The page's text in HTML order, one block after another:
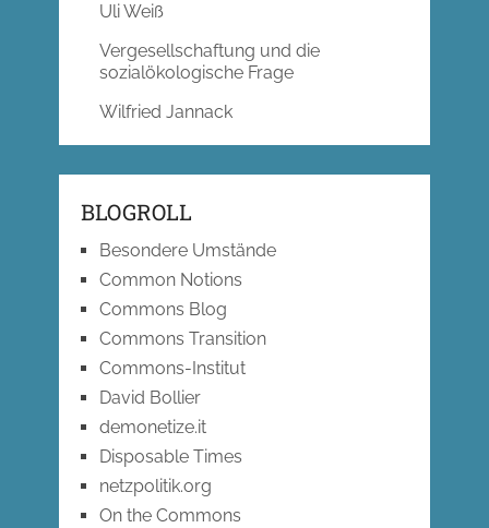
Uli Weiß
Vergesellschaftung und die
sozialökologische Frage
Wilfried Jannack
BLOGROLL
Besondere Umstände
Common Notions
Commons Blog
Commons Transition
Commons-Institut
David Bollier
demonetize.it
Disposable Times
netzpolitik.org
On the Commons